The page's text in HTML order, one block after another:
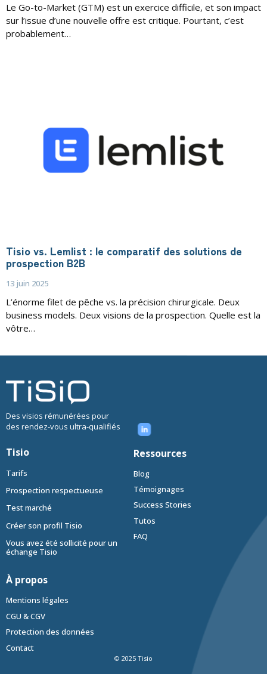
Le Go-to-Market (GTM) est un exercice difficile, et son impact
sur l’issue d’une nouvelle offre est critique. Pourtant, c’est
probablement…
Tisio vs. Lemlist : le comparatif des solutions de
prospection B2B
13 juin 2025
L’énorme filet de pêche vs. la précision chirurgicale. Deux
business models. Deux visions de la prospection. Quelle est la
vôtre…
Des visios rémunérées pour
des rendez-vous ultra-qualifiés
Tisio
Tarifs
Prospection respectueuse
Test marché
Créer son profil Tisio
Vous avez été sollicité pour un
échange Tisio
Ressources
Blog
Témoignages
Success Stories
Tutos
FAQ
À propos
Mentions légales
CGU & CGV
Protection des données
Contact
© 2025 Tisio